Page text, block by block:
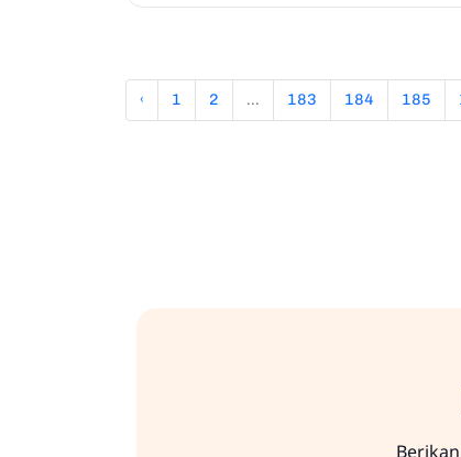
‹ 1 2 ... 183 184 185